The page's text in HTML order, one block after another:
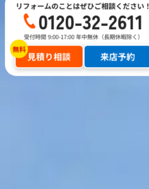
リフォームのことはぜひご相談ください！
0120-32-2611
受付時間 9:00-17:00 年中無休（長期休暇除く）
見積り相談 来店予約